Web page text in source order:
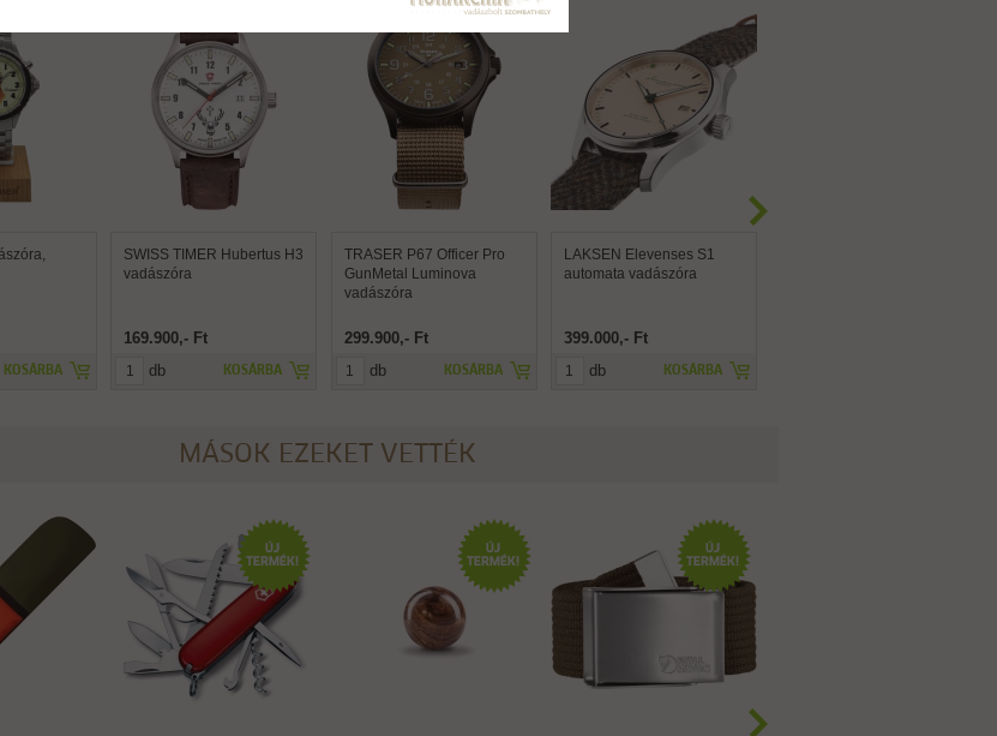
KOSÁRBA
SWISS TIMER Hubertus H3
vadászóra
169.900,- Ft
KOSÁRBA
db
TRASER P67 Officer Pro
GunMetal Luminova
vadászóra
299.900,- Ft
KOSÁRBA
db
LAKSEN Elevenses S1
automata vadászóra
399.000,- Ft
KOSÁRBA
db
MÁSOK EZEKET VETTÉK